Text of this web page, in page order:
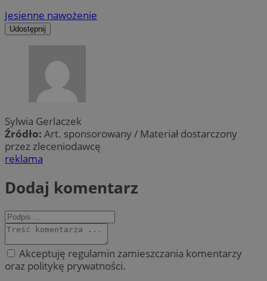
Jesienne nawożenie
Udostępnij
Sylwia Gerlaczek
Źródło: Art. sponsorowany / Materiał dostarczony
przez zleceniodawcę
reklama
Dodaj komentarz
Akceptuję regulamin zamieszczania komentarzy
oraz politykę prywatności.